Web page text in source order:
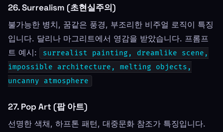
26. Surrealism (초현실주의)
불가능한 병치, 꿈같은 풍경, 부조리한 비주얼 로직이 특징
입니다. 달리나 마그리트에서 영감을 받았습니다. 프롬프
트 예시:
surrealist painting, dreamlike scene,
impossible architecture, melting objects,
uncanny atmosphere
27. Pop Art (팝 아트)
선명한 색채, 하프톤 패턴, 대중문화 참조가 특징입니다.